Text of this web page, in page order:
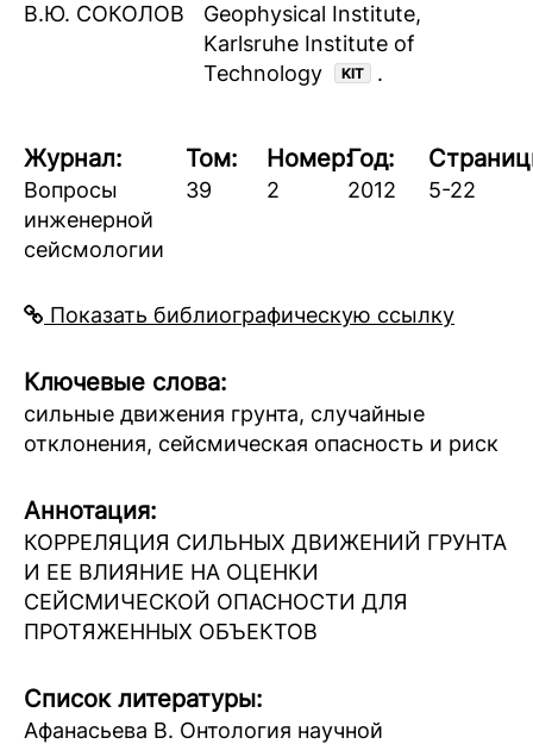
В.Ю. СОКОЛОВ
Geophysical Institute,
Karlsruhe Institute of
Technology
KIT .
Журнал:
Вопросы
инженерной
сейсмологии
Том:
39
Номер:
2
Год:
2012 5-22
Показать библиографическую ссылку
Ключевые слова:
сильные движения грунта, случайные
отклонения, сейсмическая опасность и риск
Аннотация:
КОРРЕЛЯЦИЯ СИЛЬНЫХ ДВИЖЕНИЙ ГРУНТА
И ЕЕ ВЛИЯНИЕ НА ОЦЕНКИ
СЕЙСМИЧЕСКОЙ ОПАСНОСТИ ДЛЯ
ПРОТЯЖЕННЫХ ОБЪЕКТОВ
Список литературы:
Афанасьева В. Онтология научной